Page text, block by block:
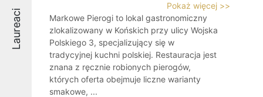
Laureaci
Pokaż więcej >>
Markowe Pierogi to lokal gastronomiczny
zlokalizowany w Końskich przy ulicy Wojska
Polskiego 3, specjalizujący się w
tradycyjnej kuchni polskiej. Restauracja jest
znana z ręcznie robionych pierogów,
których oferta obejmuje liczne warianty
smakowe, ...